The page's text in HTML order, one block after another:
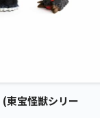
東宝怪獣シリー